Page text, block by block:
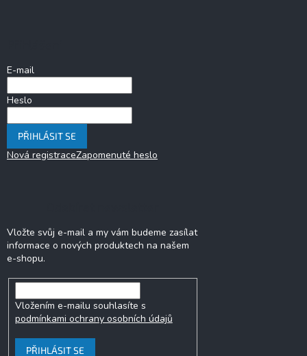
E-mail
Heslo
PŘIHLÁSIT SE
Nová registraceZapomenuté heslo
Vložte svůj e-mail a my vám budeme zasílat
informace o nových produktech na našem
e-shopu.
Vložením e-mailu souhlasíte s
podmínkami ochrany osobních údajů
PŘIHLÁSIT SE